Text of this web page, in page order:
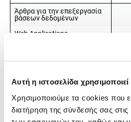
Αυτή η ιστοσελίδα
Χρησιμοποιούμε τα cookies που
διατήρηση της σύνδεσής σας
Άρθρα για την επεξεργασία
βάσεων δεδομένων
Web Applications
Φωτογραφικά θέματα
Mεθοδολογίες για
δημοσιογραφική έρευνα με
ανάλυση δεδομένων